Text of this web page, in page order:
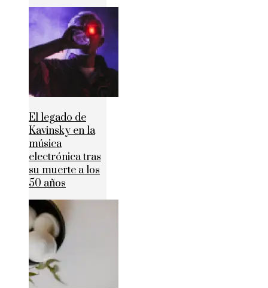
El legado de
Kavinsky en la
música
electrónica tras
su muerte a los
50 años